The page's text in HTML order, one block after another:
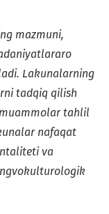
mazmuni,
Lakunalarning
tadqiq qilish
tahlil
nafaqat
va